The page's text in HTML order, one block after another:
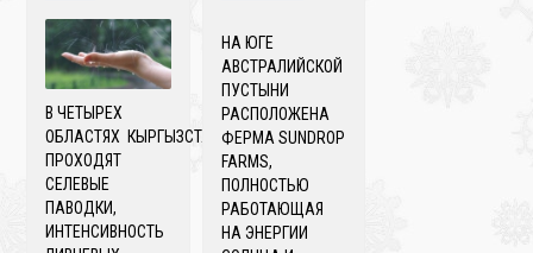
В ЧЕТЫРЕХ
ОБЛАСТЯХ КЫРГЫЗСТАНА
ПРОХОДЯТ
СЕЛЕВЫЕ
ПАВОДКИ,
ИНТЕНСИВНОСТЬ
НА ЮГЕ
АВСТРАЛИЙСКОЙ
ПУСТЫНИ
РАСПОЛОЖЕНА
ФЕРМА SUNDROP
FARMS,
ПОЛНОСТЬЮ
РАБОТАЮЩАЯ
НА ЭНЕРГИИ